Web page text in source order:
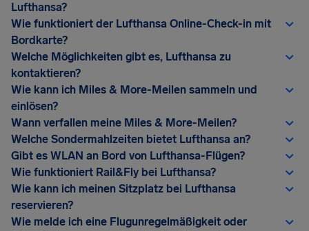
Lufthansa?
Wie funktioniert der Lufthansa Online-Check-in mit
Bordkarte?
Welche Möglichkeiten gibt es, Lufthansa zu
kontaktieren?
Wie kann ich Miles & More-Meilen sammeln und
einlösen?
Wann verfallen meine Miles & More-Meilen?
Welche Sondermahlzeiten bietet Lufthansa an?
Gibt es WLAN an Bord von Lufthansa-Flügen?
Wie funktioniert Rail&Fly bei Lufthansa?
Wie kann ich meinen Sitzplatz bei Lufthansa
reservieren?
Wie melde ich eine Flugunregelmäßigkeit oder